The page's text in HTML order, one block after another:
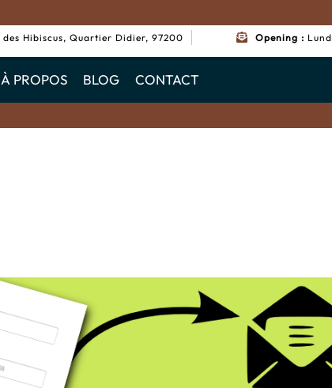
des Hibiscus, Quartier Didier, 97200 Opening :
À PROPOS BLOG CONTACT